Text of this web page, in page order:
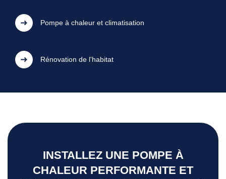
Pompe à chaleur et climatisation
Rénovation de l'habitat
INSTALLEZ UNE POMPE À
CHALEUR PERFORMANTE ET